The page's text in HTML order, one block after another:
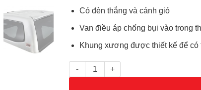
Có đèn thắng và cánh gió
Van điều áp chống bụi vào trong
Khung xương được thiết kế để
Nắp thùng Ascent Canopy Ford Ranger